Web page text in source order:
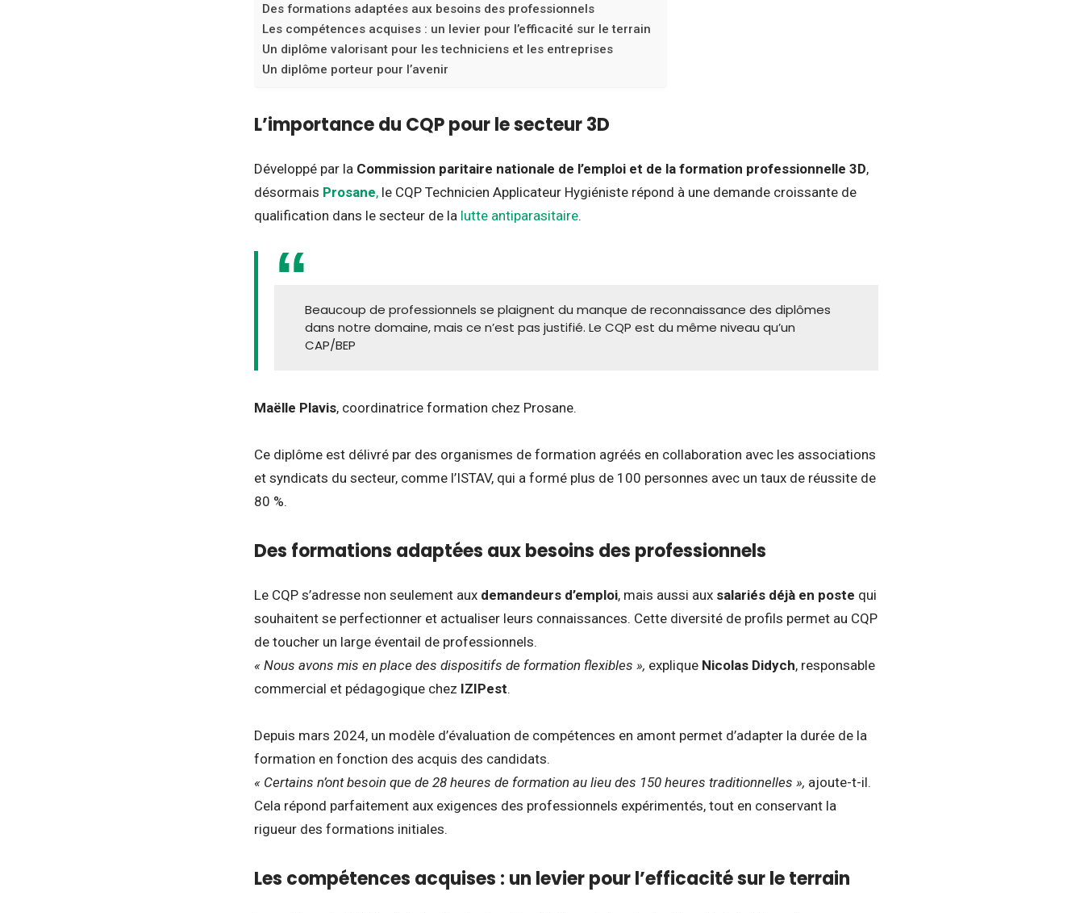
Des formations adaptées aux besoins des professionnels
Les compétences acquises : un levier pour l’efficacité sur le terrain
Un diplôme valorisant pour les techniciens et les entreprises
Un diplôme porteur pour l’avenir
L’importance du CQP pour le secteur 3D
Développé par la Commission paritaire nationale de l’emploi et de la formation professionnelle 3D,
désormais Prosane, le CQP Technicien Applicateur Hygiéniste répond à une demande croissante de
qualification dans le secteur de la lutte antiparasitaire.
Beaucoup de professionnels se plaignent du manque de reconnaissance des diplômes
dans notre domaine, mais ce n’est pas justifié. Le CQP est du même niveau qu’un
CAP/BEP
Maëlle Plavis, coordinatrice formation chez Prosane.
Ce diplôme est délivré par des organismes de formation agréés en collaboration avec les associations
et syndicats du secteur, comme l’ISTAV, qui a formé plus de 100 personnes avec un taux de réussite de
80 %.
Des formations adaptées aux besoins des professionnels
Le CQP s’adresse non seulement aux demandeurs d’emploi, mais aussi aux salariés déjà en poste qui
souhaitent se perfectionner et actualiser leurs connaissances. Cette diversité de profils permet au CQP
de toucher un large éventail de professionnels.
« Nous avons mis en place des dispositifs de formation flexibles », explique Nicolas Didych, responsable
commercial et pédagogique chez IZIPest.
Depuis mars 2024, un modèle d’évaluation de compétences en amont permet d’adapter la durée de la
formation en fonction des acquis des candidats.
« Certains n’ont besoin que de 28 heures de formation au lieu des 150 heures traditionnelles », ajoute-t-il.
Cela répond parfaitement aux exigences des professionnels expérimentés, tout en conservant la
rigueur des formations initiales.
Les compétences acquises : un levier pour l’efficacité sur le terrain